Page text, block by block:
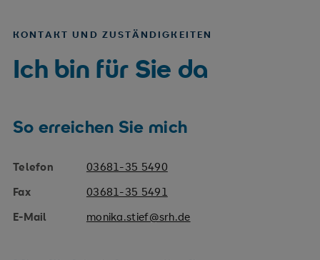
KONTAKT UND ZUSTÄNDIGKEITEN
Ich bin für Sie da
So erreichen Sie mich
Telefon
03681-35 5490
Fax
03681-35 5491
E-Mail
monika.stief@srh.de